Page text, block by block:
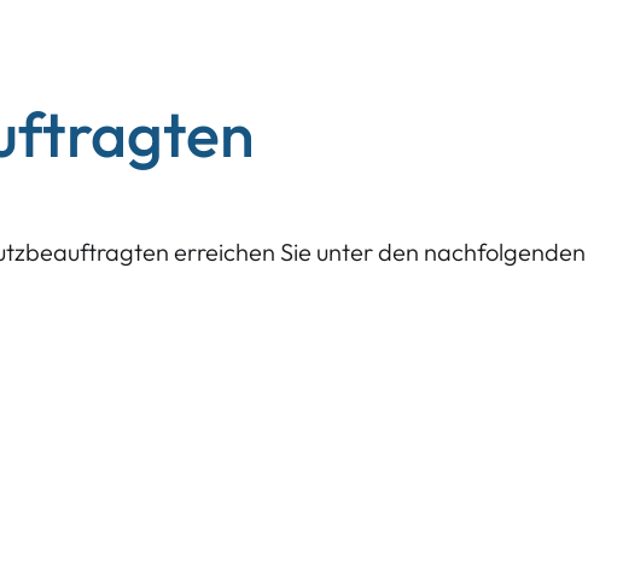
erreichen Sie unter den nachfolgenden